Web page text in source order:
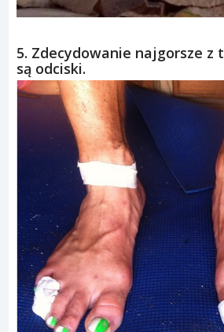
5. Zdecydowanie najgorsze z
są odciski.